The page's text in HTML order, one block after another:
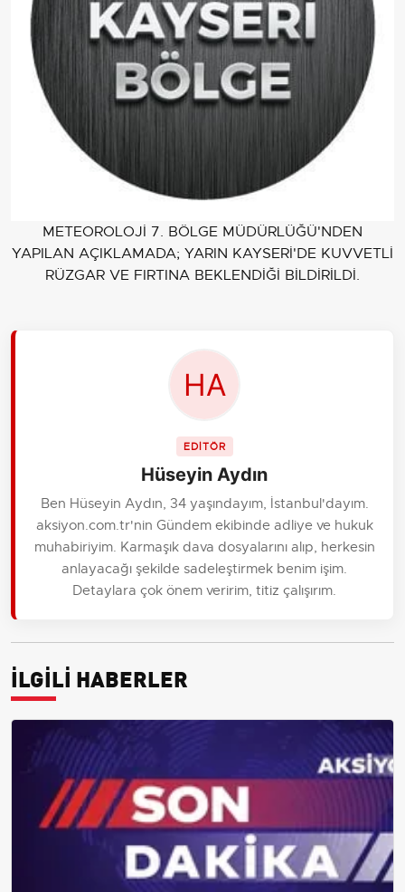
METEOROLOJİ 7. BÖLGE MÜDÜRLÜĞÜ'NDEN
YAPILAN AÇIKLAMADA; YARIN KAYSERİ'DE KUVVETLİ
RÜZGAR VE FIRTINA BEKLENDİĞİ BİLDİRİLDİ.
EDİTÖR
Hüseyin Aydın
Ben Hüseyin Aydın, 34 yaşındayım, İstanbul'dayım.
aksiyon.com.tr'nin Gündem ekibinde adliye ve hukuk
muhabiriyim. Karmaşık dava dosyalarını alıp, herkesin
anlayacağı şekilde sadeleştirmek benim işim.
Detaylara çok önem veririm, titiz çalışırım.
İLGİLİ HABERLER